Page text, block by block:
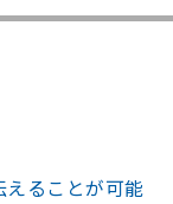
ることが可能